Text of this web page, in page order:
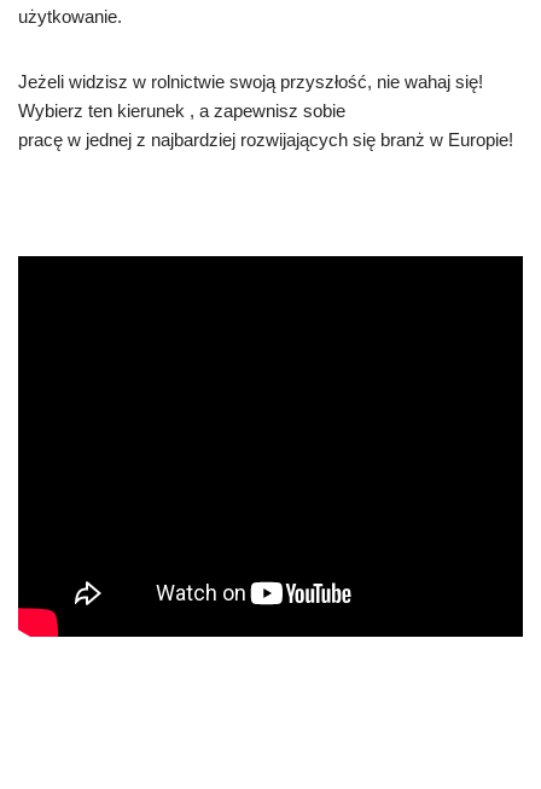
użytkowanie.
Jeżeli widzisz w rolnictwie swoją przyszłość, nie wahaj się!
Wybierz ten kierunek , a zapewnisz sobie
pracę w jednej z najbardziej rozwijających się branż w Europie!